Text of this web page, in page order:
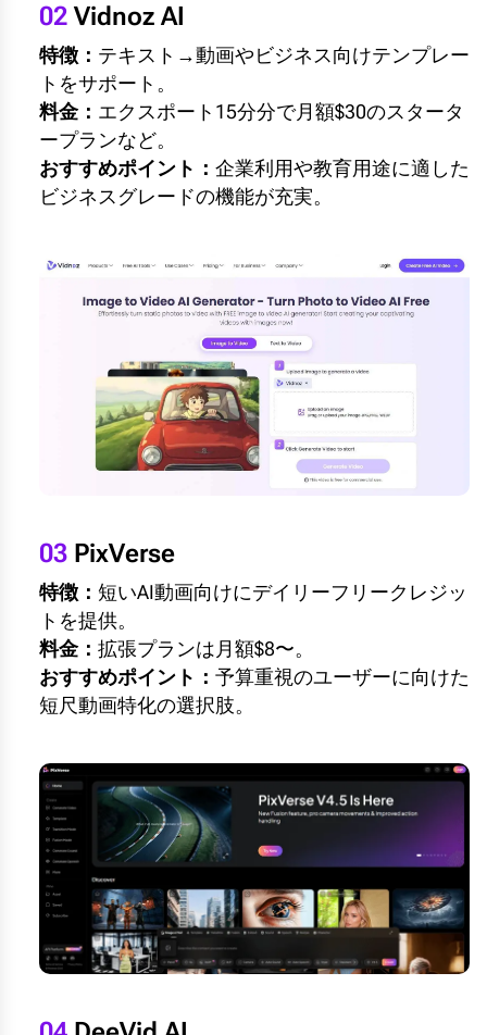
02 Vidnoz AI
特徴： テキスト→動画やビジネス向けテンプレー
トをサポート。
料金： エクスポート15分分で月額$30のスタータ
ープランなど。
おすすめポイント： 企業利用や教育用途に適した
ビジネスグレードの機能が充実。
03 PixVerse
特徴： 短いAI動画向けにデイリーフリークレジッ
トを提供。
料金： 拡張プランは月額$8〜。
おすすめポイント： 予算重視のユーザーに向けた
短尺動画特化の選択肢。